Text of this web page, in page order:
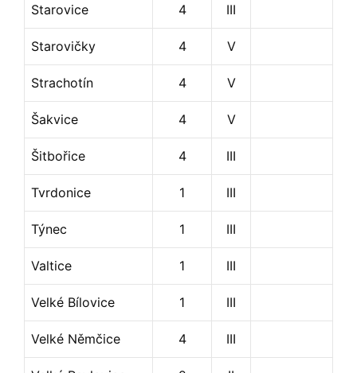
Starovice 4 III
Starovičky 4 V
Strachotín 4 V
Šakvice 4 V
Šitbořice 4 III
Tvrdonice 1 III
Týnec 1 III
Valtice 1 III
Velké Bílovice 1 III
Velké Němčice 4 III